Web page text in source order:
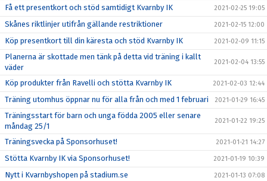
Få ett presentkort och stöd samtidigt Kvarnby IK 2021-02-25 19:05
Skånes riktlinjer utifrån gällande restriktioner 2021-02-15 12:00
Köp presentkort till din käresta och stöd Kvarnby IK 2021-02-09 11:15
Planerna är skottade men tänk på detta vid träning i kallt
väder
2021-02-04 13:55
Köp produkter från Ravelli och stötta Kvarnby IK 2021-02-03 12:44
Träning utomhus öppnar nu för alla från och med 1 februari 2021-01-29 16:45
Träningsstart för barn och unga födda 2005 eller senare
måndag 25/1
2021-01-22 19:25
Träningsvecka på Sponsorhuset! 2021-01-21 14:27
Stötta Kvarnby IK via Sponsorhuset! 2021-01-19 10:39
Nytt i Kvarnbyshopen på stadium.se 2021-01-13 07:08